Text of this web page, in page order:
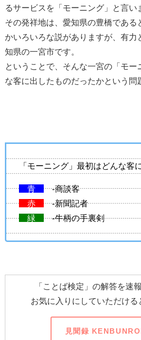
るサービスを「モーニング」と言い
その発祥地は、愛知県の豊橋である
かいろいろな説がありますが、有力
知県の一宮市です。
ということで、そんな一宮の「モー
な客に出したものだったかという問
「モーニング」最初はどんな客
青
-商談客
赤
-新聞記者
緑
-牛柄の手裏剣
「ことば検定」の解答を速
お気に入りにしていただける
見聞録